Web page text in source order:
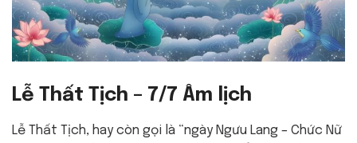
Lễ Thất Tịch – 7/7 Âm lịch
Lễ Thất Tịch, hay còn gọi là “ngày Ngưu Lang – Chức Nữ